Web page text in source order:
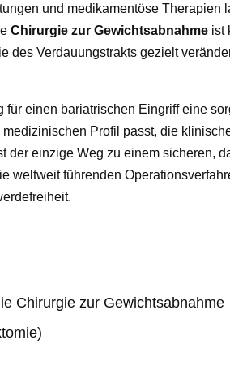
und medikamentöse Therapien
Chirurgie zur Gewichtsabnahme ist
des Verdauungstrakts gezielt
einen bariatrischen Eingriff eine
Profil passt, die
einzige Weg zu einem sicheren,
weltweit führenden
Chirurgie zur Gewichtsabnahme